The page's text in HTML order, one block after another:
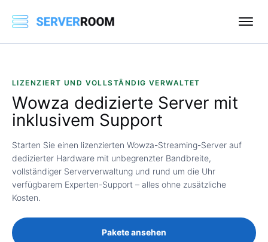
LIZENZIERT UND VOLLSTÄNDIG VERWALTET
Wowza dedizierte Server mit
inklusivem Support
Starten Sie einen lizenzierten Wowza-Streaming-Server auf
dedizierter Hardware mit unbegrenzter Bandbreite,
vollständiger Serververwaltung und rund um die Uhr
verfügbarem Experten-Support – alles ohne zusätzliche
Kosten.
Pakete ansehen